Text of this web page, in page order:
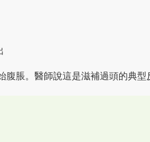
脹。醫師說這是滋補過頭的典型